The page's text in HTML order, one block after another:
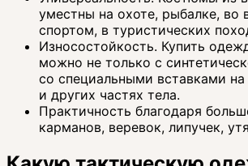
уместны на охоте, рыбалке, во
спортом, в туристических
Износостойкость. Купить
можно не только с
со специальными вставками на
и других частях тела.
Практичность благодаря
карманов, веревок, липучек,